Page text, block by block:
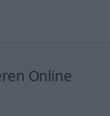
Online